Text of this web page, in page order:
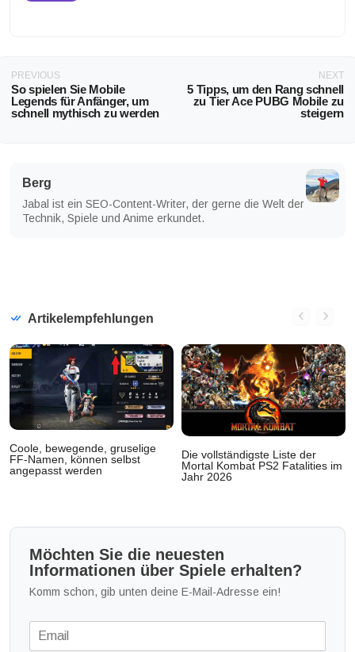
PREVIOUS
So spielen Sie Mobile
Legends für Anfänger, um
schnell mythisch zu werden
NEXT
5 Tipps, um den Rang schnell
zu Tier Ace PUBG Mobile zu
steigern
Berg
Jabal ist ein SEO-Content-Writer, der gerne die Welt der
Technik, Spiele und Anime erkundet.
Artikelempfehlungen
Coole, bewegende, gruselige
FF-Namen, können selbst
angepasst werden
Die vollständigste Liste der
Mortal Kombat PS2 Fatalities im
Jahr 2026
Möchten Sie die neuesten
Informationen über Spiele erhalten?
Komm schon, gib unten deine E-Mail-Adresse ein!